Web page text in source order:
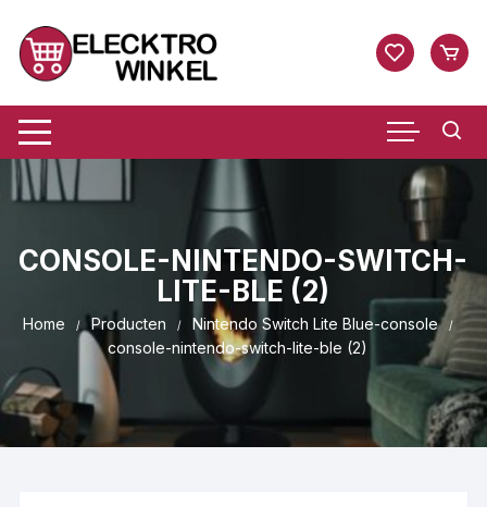
naar
inhoud
CONSOLE-NINTENDO-SWITCH-
LITE-BLE (2)
Home Producten
Nintendo Switch Lite Blue-console
console-nintendo-switch-lite-ble (2)